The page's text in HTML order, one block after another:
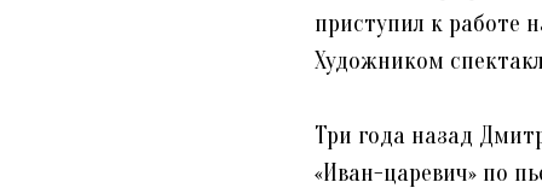
приступил к работе
Художником
Три года назад
«Иван-царевич» по